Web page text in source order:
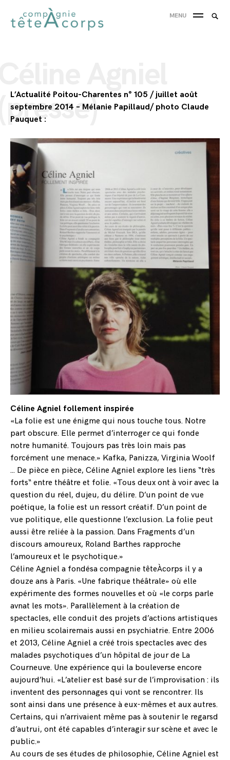
Skip
to
MENU
L’Actualité Poitou-Charentes n° 105 / juillet août
septembre 2014 – Mélanie Papillaud/ photo Claude
Pauquet :
Céline Agniel follement inspirée
«La folie est une énigme qui nous touche tous. Notre
part obscure. Elle permet d’interroger ce qui fonde
notre humanité. Toujours pas très loin mais pas
forcément une menace.» Kafka, Panizza, Virginia Woolf
… De pièce en pièce, Céline Agniel explore les liens “très
forts“ entre théâtre et folie. «Tous deux ont à voir avec la
question du réel, dujeu, du délire. D’un point de vue
poétique, la folie est un ressort créatif. D’un point de
vue politique, elle questionne l’exclusion. La folie peut
aussi être reliée à la passion. Dans Fragments d’un
discours amoureux, Roland Barthes rapproche
l’amoureux et le psychotique.»
Céline Agniel a fondésa compagnie têteÀcorps il y a
douze ans à Paris. «Une fabrique théâtrale» où elle
expérimente des formes nouvelles et où «le corps parle
avnat les mots». Parallèlement à la création de
spectacles, elle conduit des projets d’actions artistiques
en milieu scolairemais aussi en psychiatrie. Entre 2006
et 2013, Céline Agniel a créé trois spectacles avec des
malades psychotiques d’un hôpital de jour de La
Courneuve. Une expérience qui la bouleverse encore
aujourd’hui. «L’atelier est basé sur de l’improvisation : ils
inventent des personnages qui vont se rencontrer. Ils
sont ainsi dans une présence à eux-mêmes et aux autres.
Certains, qui n’arrivaient même pas à soutenir le regarsd
d’autrui, ont été capables d’interagir sur scène et avec le
public.»
Au cours de ses études de philosophie, Céline Agniel est